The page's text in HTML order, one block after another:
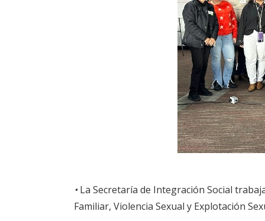
•La Secretaría de Integración Social
Familiar, Violencia Sexual y Explotación